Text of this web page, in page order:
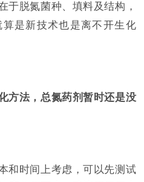
于脱氮菌种、填料及结构，
是新技术也是离不开生化
方法，总氮药剂暂时还是没
和时间上考虑，可以先测试